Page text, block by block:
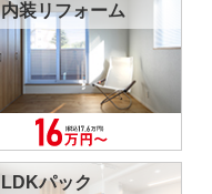
内装リフォーム
LDKパック